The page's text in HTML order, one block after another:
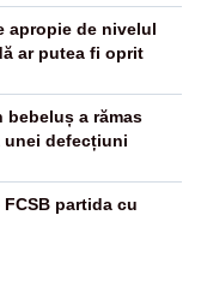
apropie de nivelul
ar putea fi oprit
bebeluș a rămas
defecțiuni
partida cu